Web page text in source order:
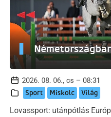
2026. 08. 06., cs – 08:31
Sport Miskolc Világ
Lovassport: utánpótlás